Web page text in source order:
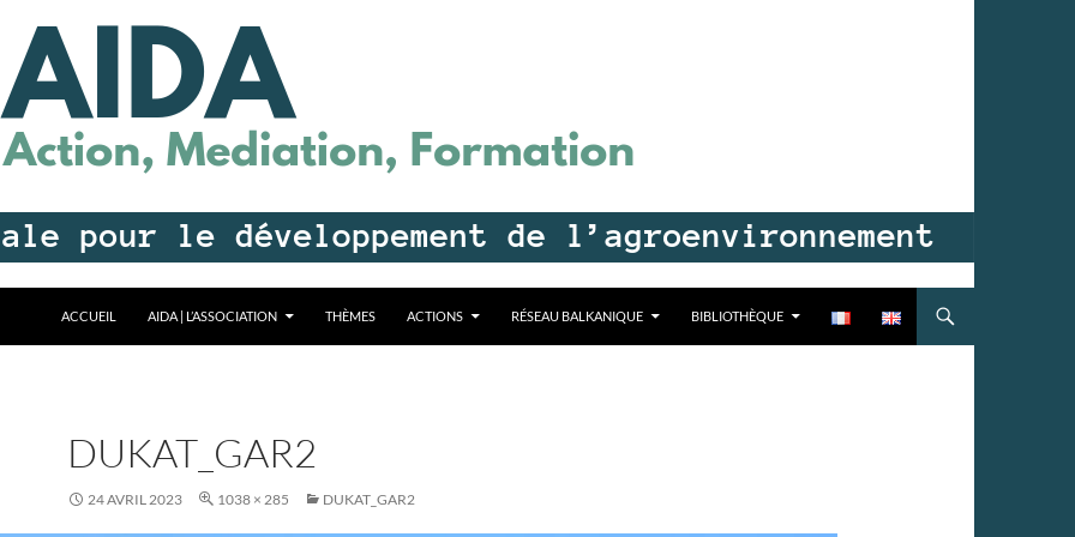
ACCUEIL
AIDA | L’ASSOCIATION THÈMES ACTIONS RÉSEAU BALKANIQUE BIBLIOTHÈQUE
DUKAT_GAR2
24 AVRIL 2023 1038 × 285 DUKAT_GAR2